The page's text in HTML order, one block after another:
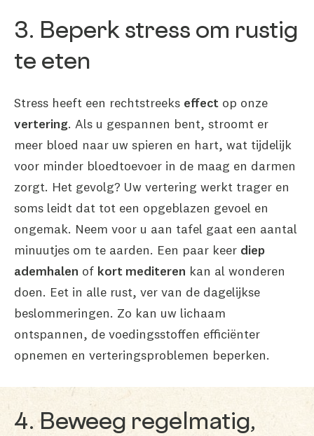
3. Beperk stress om rustig
te eten
Stress heeft een rechtstreeks effect op onze
vertering. Als u gespannen bent, stroomt er
meer bloed naar uw spieren en hart, wat tijdelijk
voor minder bloedtoevoer in de maag en darmen
zorgt. Het gevolg? Uw vertering werkt trager en
soms leidt dat tot een opgeblazen gevoel en
ongemak. Neem voor u aan tafel gaat een aantal
minuutjes om te aarden. Een paar keer diep
ademhalen of kort mediteren kan al wonderen
doen. Eet in alle rust, ver van de dagelijkse
beslommeringen. Zo kan uw lichaam
ontspannen, de voedingsstoffen efficiënter
opnemen en verteringsproblemen beperken.
4. Beweeg regelmatig,